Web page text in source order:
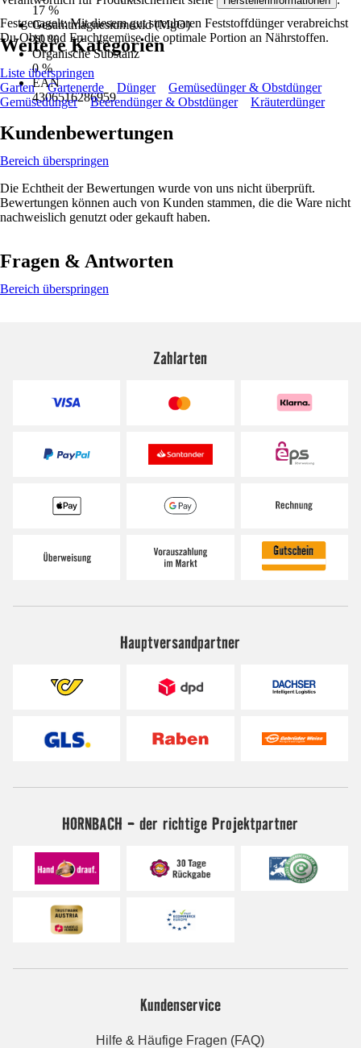
17 %
Gesamtmagnesiumoxid (MgO)
10 %
Organische Substanz
0 %
EAN
4306516286959
Festgenagelt: Mit diesem gut streubaren Feststoffdünger verabreichst
Du Obst und Fruchtgemüse die optimale Portion an Nährstoffen.
Weitere Kategorien
Liste überspringen
Garten
Gartenerde Dünger
Gemüsedünger & Obstdünger
Gemüsedünger
Beerendünger & Obstdünger Kräuterdünger
Kundenbewertungen
Bereich überspringen
Die Echtheit der Bewertungen wurde von uns nicht überprüft.
Bewertungen können auch von Kunden stammen, die die Ware nicht
nachweislich genutzt oder gekauft haben.
Fragen & Antworten
Bereich überspringen
Zahlarten
Hauptversandpartner
HORNBACH - der richtige Projektpartner
Kundenservice
Hilfe & Häufige Fragen (FAQ)